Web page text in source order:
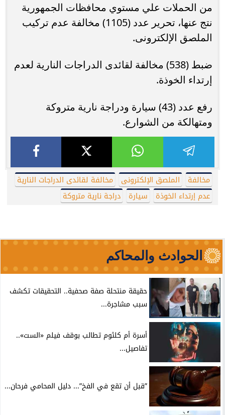
من الحملات علي مستوي محافظات الجمهورية
نتج عنها، تحرير عدد (1105) مخالفة عدم تركيب
الملصق الإلكترونى.
ضبط (538) مخالفة لقائدى الدراجات النارية لعدم
إرتداء الخوذة.
رفع عدد (43) سيارة ودراجة نارية متروكة
ومتهالكة من الشوارع.
مخالفة الملصق الإلكترونى
مخالفة لقائدى الدراجات النارية
عدم إرتداء الخوذة
سيارة دراجة نارية متروكة
الحوادث والمحاكم
حقيقة منتحلة صفة صحفية.. التحقيقات تكشف
سبب مشاجرة...
أسرة أم كلثوم تطالب بوقف فيلم «الست»..
تفاصيل...
”قبل أن تقع في الفخ”... دليل المحامي فرحان...